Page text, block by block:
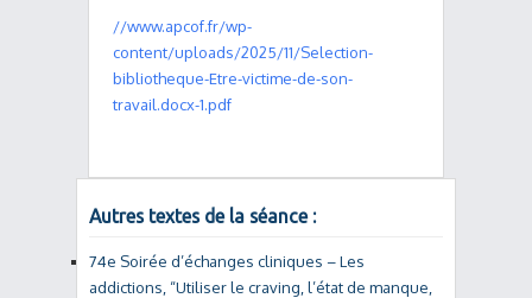
//www.apcof.fr/wp-
content/uploads/2025/11/Selection-
bibliotheque-Etre-victime-de-son-
travail.docx-1.pdf
Autres textes de la séance :
74e Soirée d’échanges cliniques – Les
addictions, “Utiliser le craving, l’état de manque,